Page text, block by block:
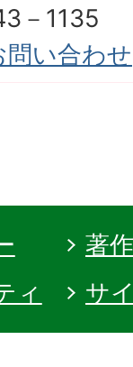
－1135
い合わせ
著
ィ
サ